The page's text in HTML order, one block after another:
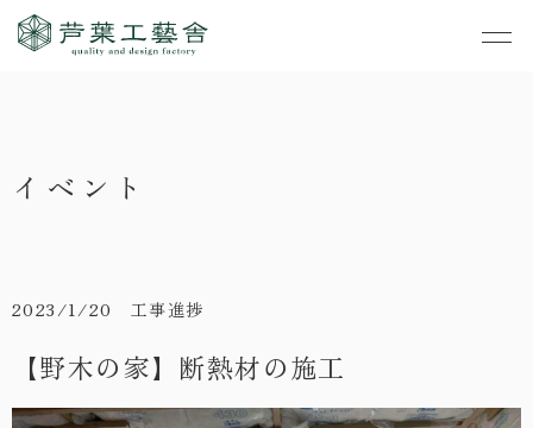
イベント
2023/1/20 工事進捗
【野木の家】断熱材の施工
- すべて
事業案内
- すべて
- コンセプトハウス6
- コンセプトハウス5
・お客さまの声